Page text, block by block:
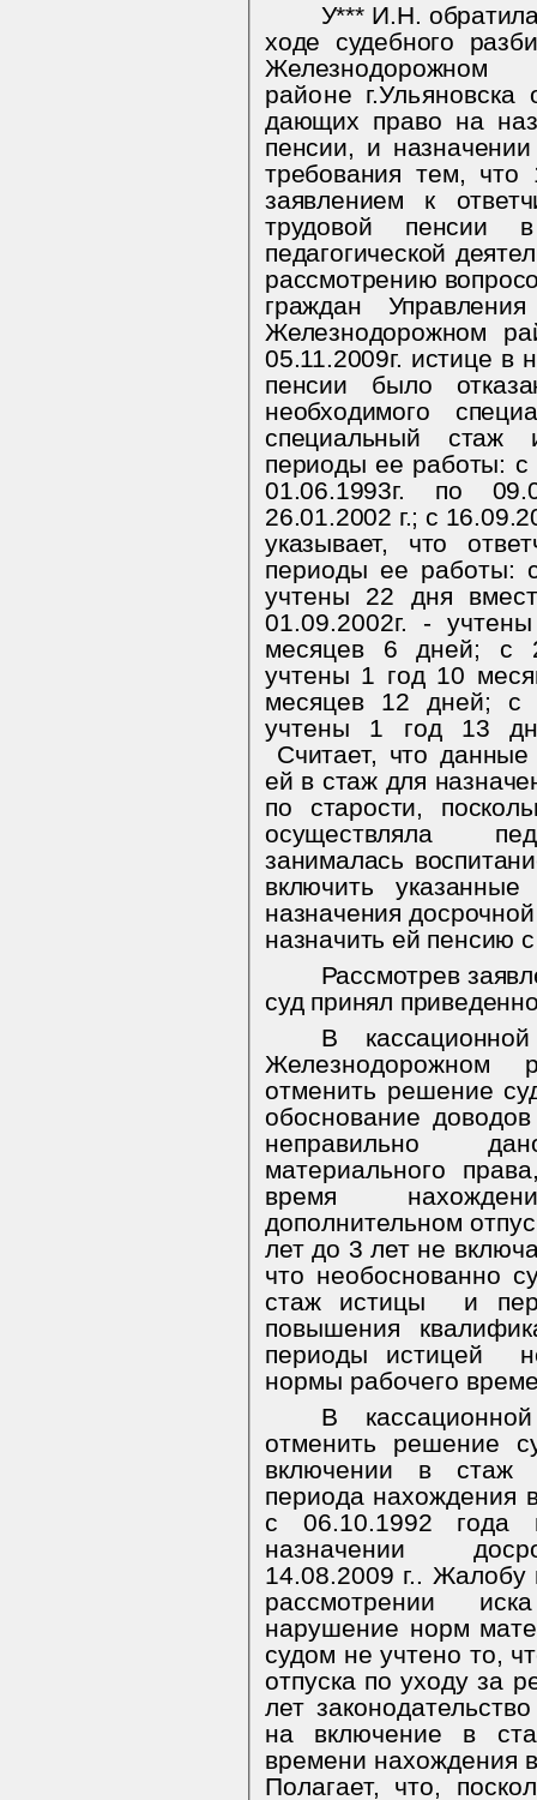
У*** И.Н.
ходе судебного
Железнодорожном
районе г.Ульяновска
дающих право на
пенсии, и
требования тем, что
заявлением к
трудовой пенсии
педагогической
рассмотрению
граждан
Железнодорожном
05.11.2009г. истице в
пенсии было
необходимого
специальный
периоды ее работы: с
01.06.1993г. по
26.01.2002 г.; с
указывает, что о
периоды ее работы:
учтены 22 дня
01.09.2002г. -
месяцев 6 дней; с
учтены 1 год 10
месяцев 12 дней; с
учтены 1 год 13
Считает, что
ей в стаж для
по старости,
осуществляла
занималась
включить
назначения
назначить ей пенсию
Рассмотрев
суд принял
В
Железнодорожном
отменить решение
обоснование
неправильно
материального
время
дополнительном
лет до 3 лет не
что необоснованно
стаж истицы
и
повышения
периоды истицей
нормы рабочего
В
отменить решение
включении в стаж
периода нахождения
с 06.10.1992 года
назначении
14.08.2009 г.. Жалобу
рассмотрении
нарушение норм
судом не учтено то,
отпуска по уходу за
лет
на включение в
времени нахождения
Полагает, что,